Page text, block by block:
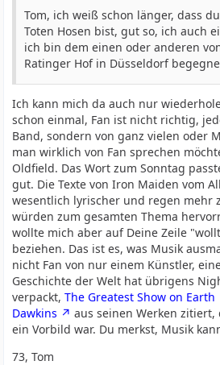
Tom, ich weiß schon länger, dass
Toten Hosen bist, gut so, ich auch
ich bin dem einen oder anderen
Ratinger Hof in Düsseldorf
Ich kann mich da auch nur
schon einmal, Fan ist nicht richtig,
Band, sondern von ganz vielen oder
man wirklich von Fan sprechen
Oldfield. Das Wort zum Sonntag
gut. Die Texte von Iron Maiden vom
wesentlich lyrischer und regen mehr
würden zum gesamten Thema
wollte mich aber auf Deine Zeile
beziehen. Das ist es, was Musik
nicht Fan von nur einem Künstler,
Geschichte der Welt hat übrigens
verpackt,The Greatest Show on Earth
Dawkins
aus seinen Werken
ein Vorbild war. Du merkst, Musik
73, Tom